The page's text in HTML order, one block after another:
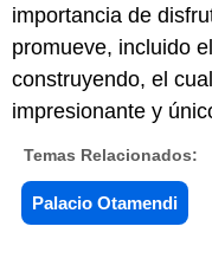
importancia de
promueve, incluido
construyendo, el
impresionante y
Temas Relacionados:
Palacio Otamendi